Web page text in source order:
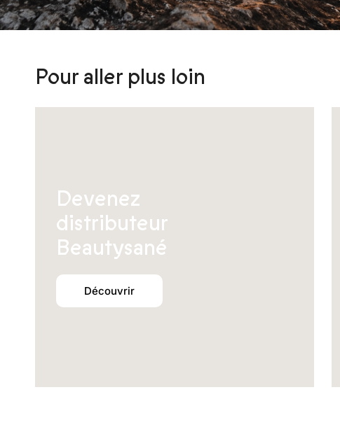
Pour aller plus loin
Devenez
distributeur
Beautysané
Découvrir